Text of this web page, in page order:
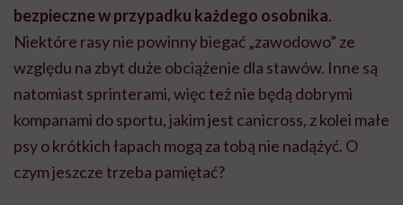
bezpieczne w przypadku każdego osobnika.
Niektóre rasy nie powinny biegać „zawodowo” ze
względu na zbyt duże obciążenie dla stawów. Inne są
natomiast sprinterami, więc też nie będą dobrymi
kompanami do sportu, jakim jest canicross, z kolei małe
psy o krótkich łapach mogą za tobą nie nadążyć. O
czym jeszcze trzeba pamiętać?